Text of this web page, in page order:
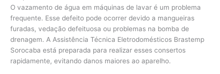
O vazamento de água em máquinas de lavar é um problema
frequente. Esse defeito pode ocorrer devido a mangueiras
furadas, vedação defeituosa ou problemas na bomba de
drenagem. A Assistência Técnica Eletrodomésticos Brastemp
Sorocaba está preparada para realizar esses consertos
rapidamente, evitando danos maiores ao aparelho.